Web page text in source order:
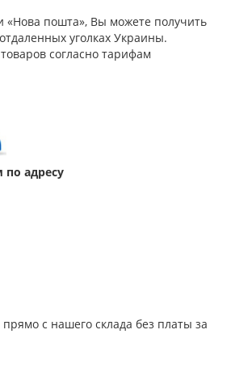
«Нова пошта», Вы можете получить
уголках Украины.
согласно тарифам
по адресу
с нашего склада без платы за